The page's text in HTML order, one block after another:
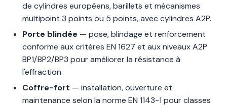
de cylindres européens, barillets et mécanismes
multipoint 3 points ou 5 points, avec cylindres A2P.
Porte blindée — pose, blindage et renforcement
conforme aux critères EN 1627 et aux niveaux A2P
BP1/BP2/BP3 pour améliorer la résistance à
l'effraction.
Coffre-fort — installation, ouverture et
maintenance selon la norme EN 1143-1 pour classes